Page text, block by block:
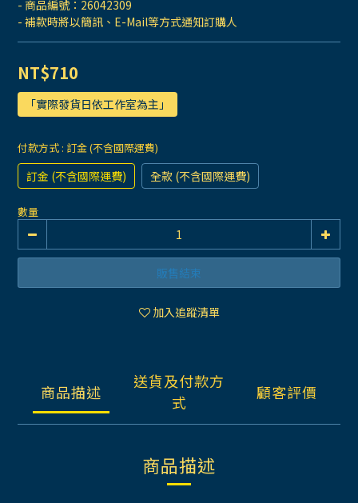
- 商品編號：26042309
- 補款時將以簡訊、E-Mail等方式通知訂購人
NT$710
「實際發貨日依工作室為主」
付款方式 : 訂金 (不含國際運費)
訂金 (不含國際運費) 全款 (不含國際運費)
數量
販售結束
加入追蹤清單
商品描述
送貨及付款方
式
顧客評價
商品描述